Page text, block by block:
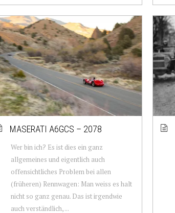
MASERATI A6GCS – 2078
Wer bin ich? Es ist dies ein ganz
allgemeines und eigentlich auch
offensichtliches Problem bei allen
(früheren) Rennwagen: Man weiss es halt
nicht so ganz genau. Das ist irgendwie
auch verständlich, ...